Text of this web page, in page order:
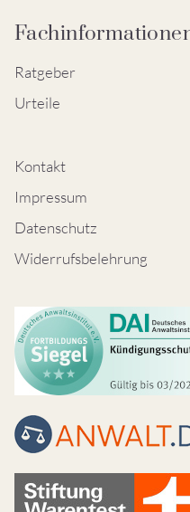
Ratgeber
Urteile
Kontakt
Impressum
Datenschutz
Widerrufsbelehrung